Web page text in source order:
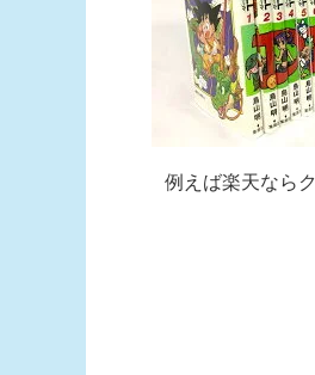
例えば楽天なら